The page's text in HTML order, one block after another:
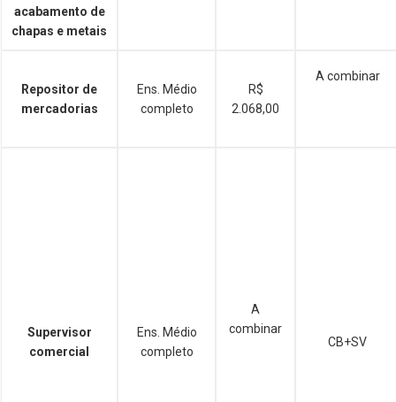
acabamento de
chapas e metais
Repositor de
mercadorias
Ens. Médio
completo
R$
2.068,00
A combinar
Supervisor
comercial
Ens. Médio
completo
A
combinar
CB+SV